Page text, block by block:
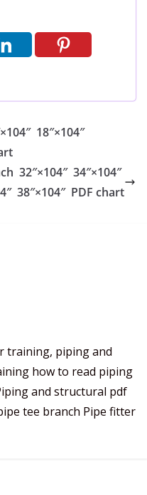
18″×104″
32″×104″ 34″×104″
38″×104″ PDF chart
training, piping and
how to read piping
and structural pdf
tee branch Pipe fitter